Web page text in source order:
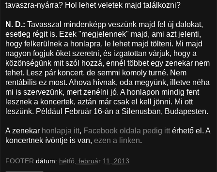
tavaszra-nyárra? Hol lehet veletek majd találkozni?
N. D.: Tavasszal mindenképp veszünk majd fel új dalokat,
esetleg régit is. Ezek "megjelennek" majd, ami azt jelenti,
hogy felkerülnek a honlapra, le lehet majd tölteni. Mi majd
nagyon fogjuk őket szeretni, és izgatottan várjuk, hogy a
közönségünk mit szól hozzá, ennél többet egy zenekar nem
tehet. Lesz pár koncert, de semmi komoly turné. Nem
rentábilis ez most. Ahova hívnak, oda megyünk, illetve néha
mi is szervezünk, mert zenélni jó. A honlapon mindig fent
lesznek a koncertek, aztán már csak el kell jönni. Mi ott
leszünk. Például Február 16-án a Silenusban, Budapesten.
A zenekar honlapja itt, Facebook oldala pedig itt érhető el. A
koncertnek ívöntje is van, ezen a linken.
FOOTER dátum: hétfő, február 11, 2013